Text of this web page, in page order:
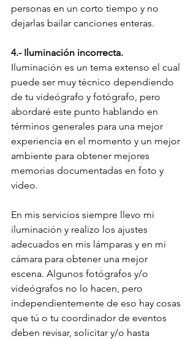
personas en un corto tiempo y no
dejarlas bailar canciones enteras.
4.- Iluminación incorrecta.
Iluminación es un tema extenso el cual
puede ser muy técnico dependiendo
de tu videógrafo y fotógrafo, pero
abordaré este punto hablando en
términos generales para una mejor
experiencia en el momento y un mejor
ambiente para obtener mejores
memorias documentadas en foto y
video.
En mis servicios siempre llevo mi
iluminación y realizo los ajustes
adecuados en mis lámparas y en mi
cámara para obtener una mejor
escena. Algunos fotógrafos y/o
videógrafos no lo hacen, pero
independientemente de eso hay cosas
que tú o tu coordinador de eventos
deben revisar, solicitar y/o hasta